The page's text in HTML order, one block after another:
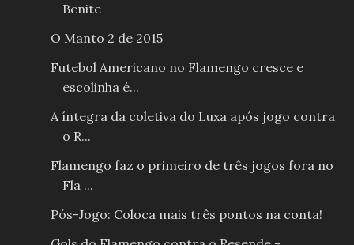
Benite
O Manto 2 de 2015
Futebol Americano no Flamengo cresce e
escolinha é...
A íntegra da coletiva do Luxa após jogo contra
o R...
Flamengo faz o primeiro de três jogos fora no
Fla ...
Pós-Jogo: Coloca mais três pontos na conta!